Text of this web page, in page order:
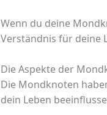
Wenn du deine
Verständnis für deine
Die Aspekte der
Die Mondknoten
dein Leben